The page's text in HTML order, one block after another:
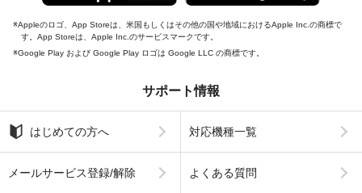
Appleのロゴ、App Storeは、米国もしくはその他の国や地域におけるApple Inc.の商標で
す。App Storeは、Apple Inc.のサービスマークです。
Google Play および Google Play ロゴは Google LLC の商標です。
サポート情報
はじめての方へ 対応機種一覧
メールサービス登録/解除 よくある質問